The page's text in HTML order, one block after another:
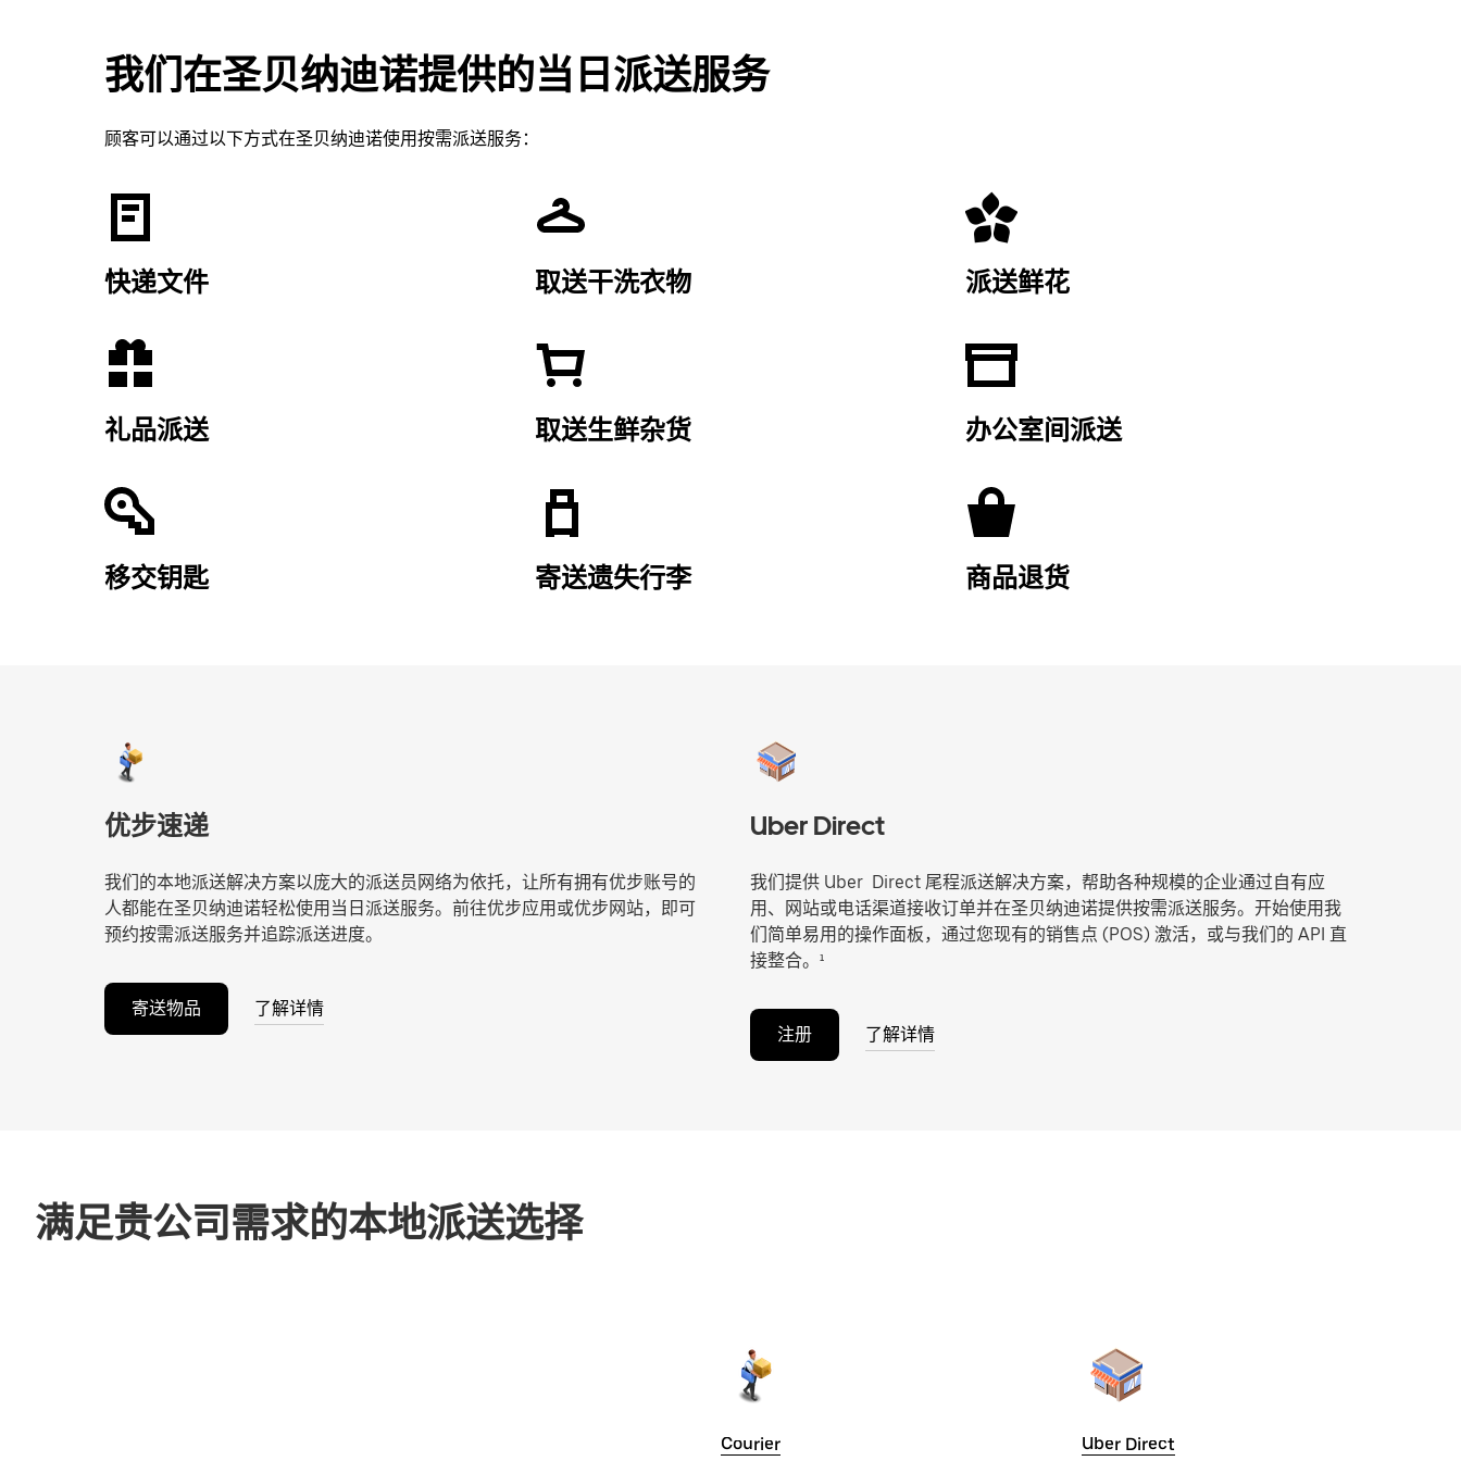
我们在圣贝纳迪诺提供的当日派送服务
顾客可以通过以下方式在圣贝纳迪诺使用按需派送服务：
快递文件 取送干洗衣物 派送鲜花
礼品派送 取送生鲜杂货 办公室间派送
移交钥匙 寄送遗失行李 商品退货
优步速递
我们的本地派送解决方案以庞大的派送员网络为依托，让所有拥有优步账号的
人都能在圣贝纳迪诺轻松使用当日派送服务。前往优步应用或优步网站，即可
预约按需派送服务并追踪派送进度。
寄送物品 了解详情
Uber Direct
我们提供 Uber Direct 尾程派送解决方案，帮助各种规模的企业通过自有应
用、网站或电话渠道接收订单并在圣贝纳迪诺提供按需派送服务。开始使用我
们简单易用的操作面板，通过您现有的销售点 (POS) 激活，或与我们的 API 直
接整合。¹
注册 了解详情
满足贵公司需求的本地派送选择
Courier Uber Direct